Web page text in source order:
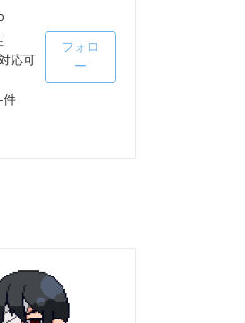
応可
-件
フォロ
ー